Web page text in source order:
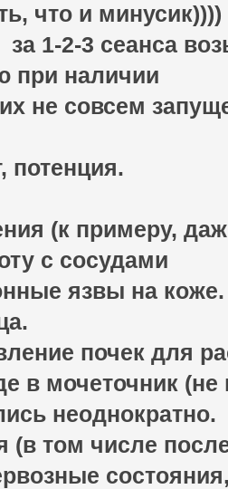
что и минусик))))
1-2-3 сеанса
при наличии
не совсем
потенция.
(к примеру,
с сосудами
язвы на коже.
почек для
в мочеточник (не
неоднократно.
(в том числе